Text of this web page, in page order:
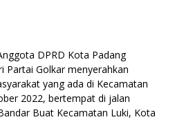
DPRD Kota Padang
Partai Golkar menyerahkan
yang ada di Kecamatan
2022, bertempat di jalan
Buat Kecamatan Luki, Kota